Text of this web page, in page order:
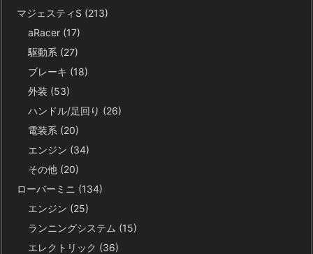
マジェスティS (213)
aRacer (17)
駆動系 (27)
ブレーキ (18)
外装 (53)
ハンドル/足回り (26)
電装系 (20)
エンジン (34)
その他 (20)
ローバーミニ (134)
エンジン (25)
ランニングシステム (15)
エレクトリック (36)